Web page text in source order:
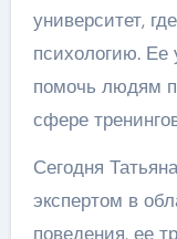
университет,
психологию. Ее
помочь людям
сфере
Сегодня
экспертом в
поведения, ее